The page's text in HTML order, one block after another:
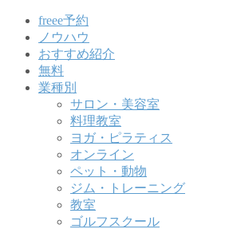
freee予約
ノウハウ
おすすめ紹介
無料
業種別
サロン・美容室
料理教室
ヨガ・ピラティス
オンライン
ペット・動物
ジム・トレーニング
教室
ゴルフスクール